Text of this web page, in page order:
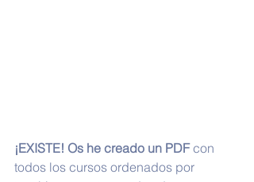
¡EXISTE! Os he creado un PDF con
todos los cursos ordenados por